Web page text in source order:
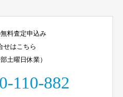
料査定申込み
せはこちら
土曜日休業）
110-882